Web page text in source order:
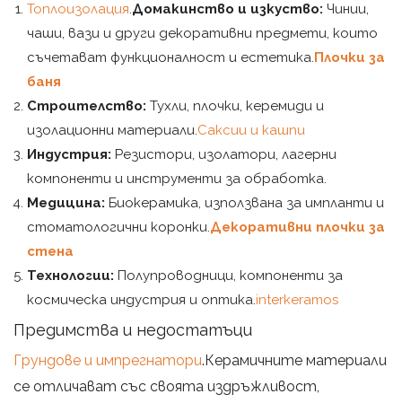
Топлоизолация.Домакинство и изкуство: Чинии,
чаши, вази и други декоративни предмети, които
съчетават функционалност и естетика.Плочки за
баня
Строителство: Тухли, плочки, керемиди и
изолационни материали.Саксии и кашпи
Индустрия: Резистори, изолатори, лагерни
компоненти и инструменти за обработка.
Медицина: Биокерамика, използвана за импланти и
стоматологични коронки.Декоративни плочки за
стена
Технологии: Полупроводници, компоненти за
космическа индустрия и оптика.interkeramos
Предимства и недостатъци
Грундове и импрегнатори.Керамичните материали
се отличават със своята издръжливост,